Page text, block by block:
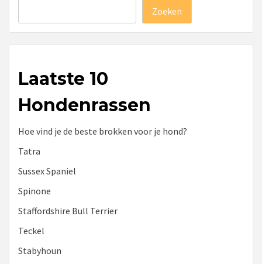
Zoeken
Laatste 10
Hondenrassen
Hoe vind je de beste brokken voor je hond?
Tatra
Sussex Spaniel
Spinone
Staffordshire Bull Terrier
Teckel
Stabyhoun